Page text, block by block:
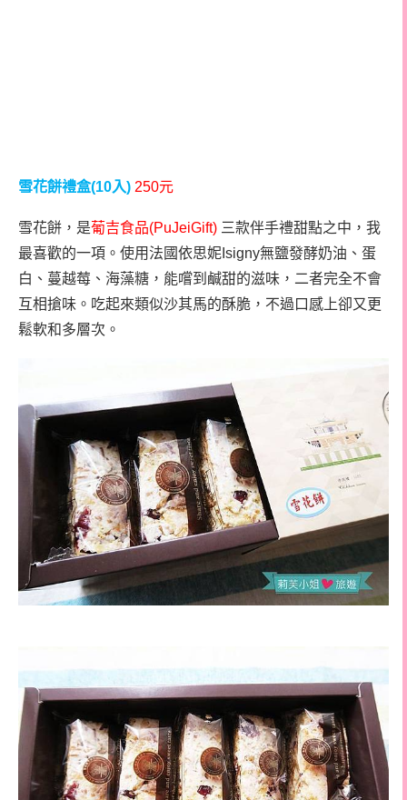
雪花餅禮盒(10入) 250元
雪花餅，是葡吉食品(PuJeiGift) 三款伴手禮甜點之中，我
最喜歡的一項。使用法國依思妮Isigny無鹽發酵奶油、蛋
白、蔓越莓、海藻糖，能嚐到鹹甜的滋味，二者完全不會
互相搶味。吃起來類似沙其馬的酥脆，不過口感上卻又更
鬆軟和多層次。